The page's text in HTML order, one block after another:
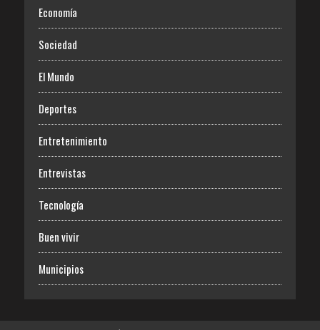
Economía
Sociedad
El Mundo
Deportes
Entretenimiento
Entrevistas
Tecnología
Buen vivir
Municipios